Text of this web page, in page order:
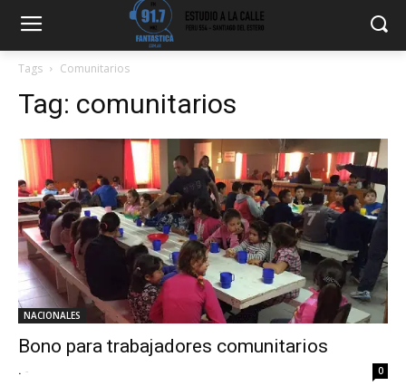
Tags Comunitarios
Tag: comunitarios
NACIONALES
Bono para trabajadores comunitarios
. - 0